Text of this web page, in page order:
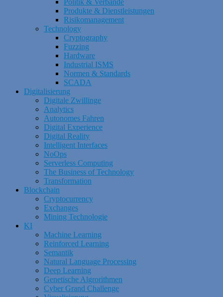
Politik & Verbände
Produkte & Dienstleistungen
Risikomanagement
Technology
Cryptography
Fuzzing
Hardware
Industrial ISMS
Normen & Standards
SCADA
Digitalisierung
Digitale Zwillinge
Analytics
Autonomes Fahren
Digital Experience
Digital Reality
Intelligent Interfaces
NoOps
Serverless Computing
The Business of Technology
Transformation
Blockchain
Cryptocurrency
Exchanges
Mining Technologie
KI
Machine Learning
Reinforced Learning
Semantik
Natural Language Processing
Deep Learning
Genetische Algrorithmen
Cyber Grand Challenge